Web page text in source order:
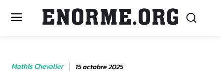
Mathis Chevalier 15 octobre 2025